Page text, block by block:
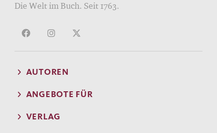
Die Welt im Buch. Seit 1763.
AUTOREN
ANGEBOTE FÜR
VERLAG